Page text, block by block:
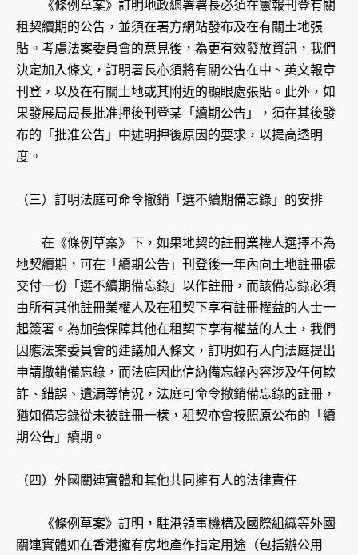
《條例草案》訂明地政總署署長必須在憲報刊登有關
租契續期的公告，並須在署方網站發布及在有關土地張
貼。考慮法案委員會的意見後，為更有效發放資訊，我們
決定加入條文，訂明署長亦須將有關公告在中、英文報章
刊登，以及在有關土地或其附近的顯眼處張貼。此外，如
果發展局局長批准押後刊登某「續期公告」，須在其後發
布的「批准公告」中述明押後原因的要求，以提高透明
度。
（三）訂明法庭可命令撤銷「選不續期備忘錄」的安排
在《條例草案》下，如果地契的註冊業權人選擇不為
地契續期，可在「續期公告」刊登後一年內向土地註冊處
交付一份「選不續期備忘錄」以作註冊，而該備忘錄必須
由所有其他註冊業權人及在租契下享有註冊權益的人士一
起簽署。為加強保障其他在租契下享有權益的人士，我們
因應法案委員會的建議加入條文，訂明如有人向法庭提出
申請撤銷備忘錄，而法庭因此信納備忘錄內容涉及任何欺
詐、錯誤、遺漏等情況，法庭可命令撤銷備忘錄的註冊，
猶如備忘錄從未被註冊一樣，租契亦會按照原公布的「續
期公告」續期。
（四）外國關連實體和其他共同擁有人的法律責任
《條例草案》訂明，駐港領事機構及國際組織等外國
關連實體如在香港擁有房地產作指定用途（包括辦公用